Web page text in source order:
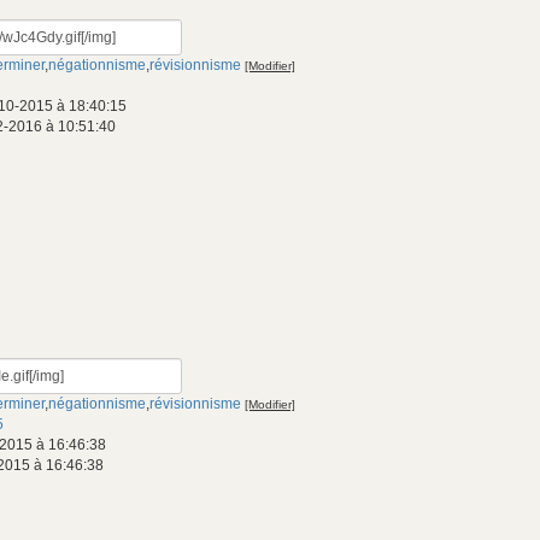
,négationnisme,révisionnisme [Modifier]
2015 à 18:40:15
2016 à 10:51:40
,négationnisme,révisionnisme [Modifier]
à 16:46:38
à 16:46:38